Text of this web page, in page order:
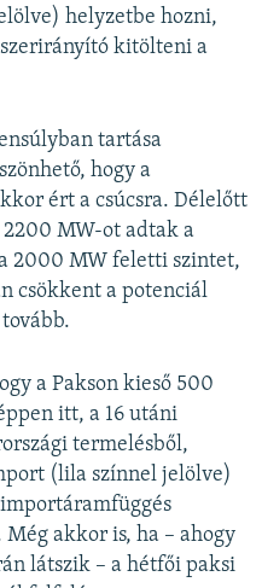
helyzetbe hozni,
kitölteni a
tartása
hogy a
ért a csúcsra. Délelőtt
2200 MW-ot adtak a
2000 MW feletti szintet,
csökkent a potenciál
a Pakson kieső 500
itt, a 16 utáni
termelésből,
(lila színnel jelölve)
importáramfüggés
akkor is, ha – ahogy
látszik – a hétfői paksi